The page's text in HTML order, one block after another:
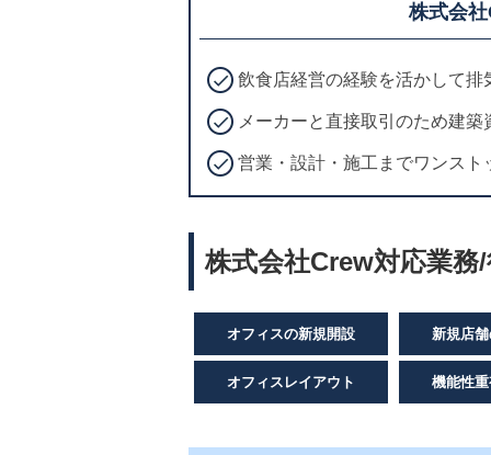
株式会
飲食店経営の経験を活かして
メーカーと直接取引のため建
営業・設計・施工までワンス
株式会社Crew対応業務
オフィスの新規開設 新規店
オフィスレイアウト 機能性